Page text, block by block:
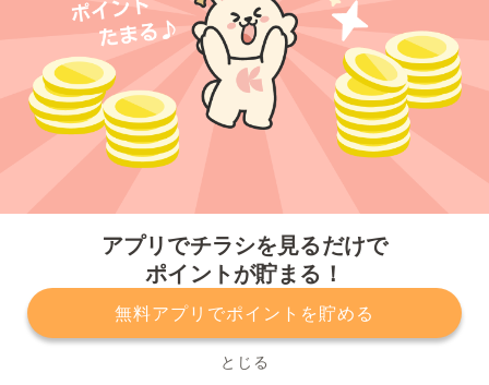
アプリでチラシを見るだけで
ポイントが貯まる！
無料アプリでポイントを貯める
とじる
プライバシーポリシー 利用規約
運営会社
サービスに関してのお問い合わせ